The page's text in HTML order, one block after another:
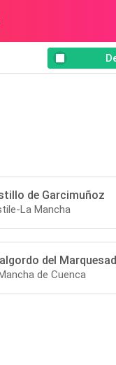
de Garcimuñoz
La Mancha
del
de Cuenca